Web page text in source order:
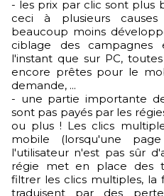
- les prix par clic sont plus
ceci à plusieurs
beaucoup moins
ciblage des
l'instant que sur PC,
encore prêtes pour le
demande, ...
- une partie importante
sont pas payés par les
ou plus ! Les clics
mobile (lorsqu'une
l'utilisateur n'est pas sûr
régie met en place des
filtrer les clics multiples, la
traduisent par des